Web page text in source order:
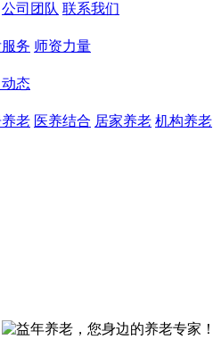
公司团队 联系我们
务 师资力量
态
老 医养结合 居家养老 机构养老